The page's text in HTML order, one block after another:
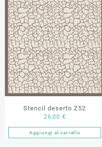
a
29,00 €
più
varianti.
Le
opzioni
possono
essere
scelte
nella
pagina
del
prodotto
Stencil deserto Z52
26,00 €
Aggiungi al carrello